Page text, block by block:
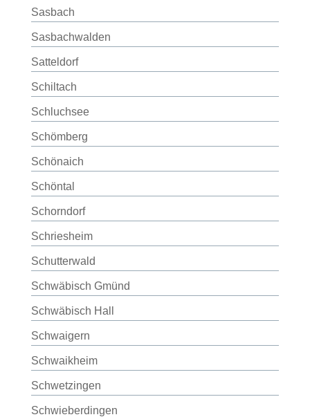
Sasbach
Sasbachwalden
Satteldorf
Schiltach
Schluchsee
Schömberg
Schönaich
Schöntal
Schorndorf
Schriesheim
Schutterwald
Schwäbisch Gmünd
Schwäbisch Hall
Schwaigern
Schwaikheim
Schwetzingen
Schwieberdingen